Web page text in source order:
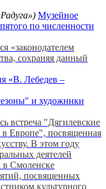
Музейное
по численности
«законодателем
сохраняя данный
«В. Лебедев –
и художники
встреча "Дягилевские
в Европе", посвященная
В этом году
деятелей
в Смоленске
посвященных
культурного